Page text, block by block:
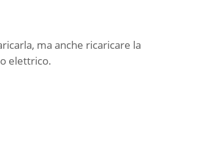
ma anche ricaricare la
elettrico.